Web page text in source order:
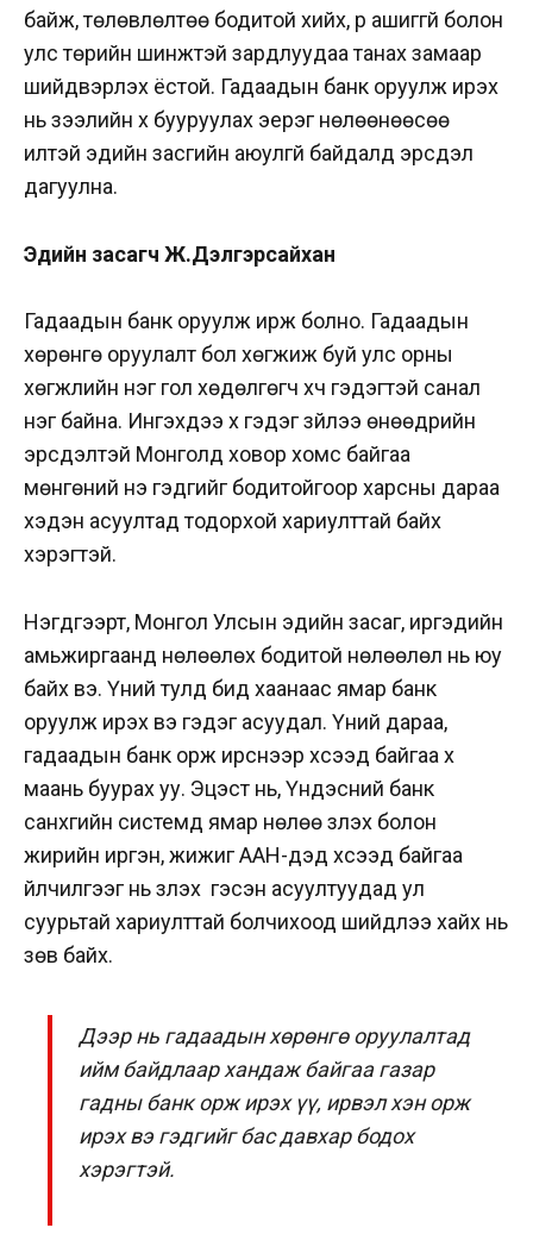
байж, төлөвлөлтөө бодитой хийх, үр ашиггүй болон
улс төрийн шинжтэй зардлуудаа танах замаар
шийдвэрлэх ёстой. Гадаадын банк оруулж ирэх
нь зээлийн хүү бууруулах эерэг нөлөөнөөсөө
илүүтэй эдийн засгийн аюулгүй байдалд эрсдэл
дагуулна.
Эдийн засагч Ж.Дэлгэрсайхан
Гадаадын банк оруулж ирж болно. Гадаадын
хөрөнгө оруулалт бол хөгжиж буй улс орны
хөгжлийн нэг гол хөдөлгөгч хүч гэдэгтэй санал
нэг байна. Ингэхдээ хүү гэдэг зүйлээ өнөөдрийн
эрсдэлтэй Монголд ховор хомс байгаа
мөнгөний үнэ гэдгийг бодитойгоор харсны дараа
хэдэн асуултад тодорхой хариулттай байх
хэрэгтэй.
Нэгдүгээрт, Монгол Улсын эдийн засаг, иргэдийн
амьжиргаанд нөлөөлөх бодитой нөлөөлөл нь юу
байх вэ. Үүний тулд бид хаанаас ямар банк
оруулж ирэх вэ гэдэг асуудал. Үүний дараа,
гадаадын банк орж ирснээр хүсээд байгаа хүү
маань буурах уу. Эцэст нь, Үндэсний банк
санхүүгийн системд ямар нөлөө үзүүлэх болон
жирийн иргэн, жижиг ААН-үүдэд хүсээд байгаа
үйлчилгээг нь үзүүлэх үү гэсэн асуултуудад ул
суурьтай хариулттай болчихоод шийдлээ хайх нь
зөв байх.
Дээр нь гадаадын хөрөнгө оруулалтад
ийм байдлаар хандаж байгаа газар
гадны банк орж ирэх үү, ирвэл хэн орж
ирэх вэ гэдгийг бас давхар бодох
хэрэгтэй.